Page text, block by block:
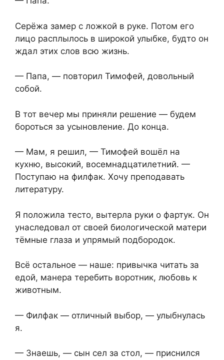
Серёжа замер с ложкой в руке. Потом его
лицо расплылось в широкой улыбке, будто он
ждал этих слов всю жизнь.
— Папа, — повторил Тимофей, довольный
собой.
В тот вечер мы приняли решение — будем
бороться за усыновление. До конца.
— Мам, я решил, — Тимофей вошёл на
кухню, высокий, восемнадцатилетний. —
Поступаю на филфак. Хочу преподавать
литературу.
Я положила тесто, вытерла руки о фартук. Он
унаследовал от своей биологической матери
тёмные глаза и упрямый подбородок.
Всё остальное — наше: привычка читать за
едой, манера теребить воротник, любовь к
животным.
— Филфак — отличный выбор, — улыбнулась
я.
— Знаешь, — сын сел за стол, — приснился